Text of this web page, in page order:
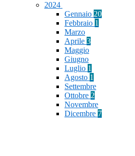
2024
Gennaio 20
Febbraio 1
Marzo
Aprile 3
Maggio
Giugno
Luglio 1
Agosto 1
Settembre
Ottobre 2
Novembre
Dicembre 7